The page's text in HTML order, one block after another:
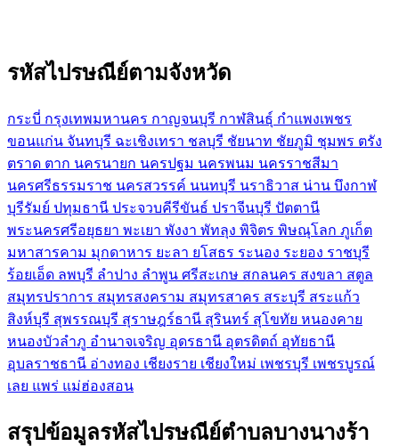
รหัสไปรษณีย์ตามจังหวัด
กระบี่ กรุงเทพมหานคร กาญจนบุรี กาฬสินธุ์ กำแพงเพชร
ขอนแก่น จันทบุรี ฉะเชิงเทรา ชลบุรี ชัยนาท ชัยภูมิ ชุมพร ตรัง
ตราด ตาก นครนายก นครปฐม นครพนม นครราชสีมา
นครศรีธรรมราช นครสวรรค์ นนทบุรี นราธิวาส น่าน บึงกาฬ
บุรีรัมย์ ปทุมธานี ประจวบคีรีขันธ์ ปราจีนบุรี ปัตตานี
พระนครศรีอยุธยา พะเยา พังงา พัทลุง พิจิตร พิษณุโลก ภูเก็ต
มหาสารคาม มุกดาหาร ยะลา ยโสธร ระนอง ระยอง ราชบุรี
ร้อยเอ็ด ลพบุรี ลำปาง ลำพูน ศรีสะเกษ สกลนคร สงขลา สตูล
สมุทรปราการ สมุทรสงคราม สมุทรสาคร สระบุรี สระแก้ว
สิงห์บุรี สุพรรณบุรี สุราษฎร์ธานี สุรินทร์ สุโขทัย หนองคาย
หนองบัวลำภู อำนาจเจริญ อุดรธานี อุตรดิตถ์ อุทัยธานี
อุบลราชธานี อ่างทอง เชียงราย เชียงใหม่ เพชรบุรี เพชรบูรณ์
เลย แพร่ แม่ฮ่องสอน
สรุปข้อมูลรหัสไปรษณีย์ตำบลบางนางร้า